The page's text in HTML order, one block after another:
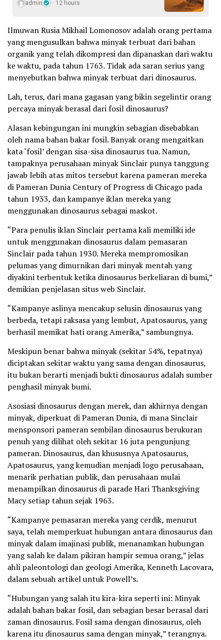
admin 12 hours
Ilmuwan Rusia Mikhail Lomonosov adalah orang pertama
yang mengusulkan bahwa minyak terbuat dari bahan
organik yang telah dikompresi dan dipanaskan dari waktu
ke waktu, pada tahun 1763. Tidak ada saran serius yang
menyebutkan bahwa minyak terbuat dari dinosaurus.
Lah, terus, dari mana gagasan yang bikin segelintir orang
percaya minyak berasal dari fosil dinosaurus?
Alasan kebingungan ini mungkin sebagian disebabkan
oleh nama bahan bakar fosil. Banyak orang mengaitkan
kata ‘fosil’ dengan sisa-sisa dinosaurus tua. Namun,
tampaknya perusahaan minyak Sinclair punya tanggung
jawab lebih atas mitos tersebut karena pameran mereka
di Pameran Dunia Century of Progress di Chicago pada
tahun 1933, dan kampanye iklan mereka yang
menggunakan dinosaurus sebagai maskot.
“Para penulis iklan Sinclair pertama kali memiliki ide
untuk menggunakan dinosaurus dalam pemasaran
Sinclair pada tahun 1930. Mereka mempromosikan
pelumas yang dimurnikan dari minyak mentah yang
diyakini terbentuk ketika dinosaurus berkeliaran di bumi,”
demikian penjelasan situs web Sinclair.
“Kampanye aslinya mencakup selusin dinosaurus yang
berbeda, tetapi raksasa yang lembut, Apatosaurus, yang
berhasil memikat hati orang Amerika,” sambungnya.
Meskipun benar bahwa minyak (sekitar 54%, tepatnya)
diciptakan sekitar waktu yang sama dengan dinosaurus,
itu bukan berarti menjadi bukti dinosaurus adalah sumber
penghasil minyak bumi.
Asosiasi dinosaurus dengan merek, dan akhirnya dengan
minyak, diperkuat di Pameran Dunia, di mana Sinclair
mensponsori pameran sembilan dinosaurus berukuran
penuh yang dilihat oleh sekitar 16 juta pengunjung
pameran. Dinosaurus, dan khususnya Apatosaurus,
Apatosaurus, yang kemudian menjadi logo perusahaan,
menarik perhatian publik, dan perusahaan mulai
menampilkan dinosaurus di parade Hari Thanksgiving
Macy setiap tahun sejak 1963.
“Kampanye pemasaran mereka yang cerdik, menurut
saya, telah memperkuat hubungan antara dinosaurus dan
minyak dalam imajinasi publik, menanamkan hubungan
yang salah ke dalam pikiran hampir semua orang,” jelas
ahli paleontologi dan geologi Amerika, Kenneth Lacovara,
dalam sebuah artikel untuk Powell’s.
“Hubungan yang salah itu kira-kira seperti ini: Minyak
adalah bahan bakar fosil, dan sebagian besar berasal dari
zaman dinosaurus. Fosil sama dengan dinosaurus, oleh
karena itu dinosaurus sama dengan minyak,” terangnya.